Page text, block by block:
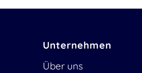
Unternehmen
Über uns